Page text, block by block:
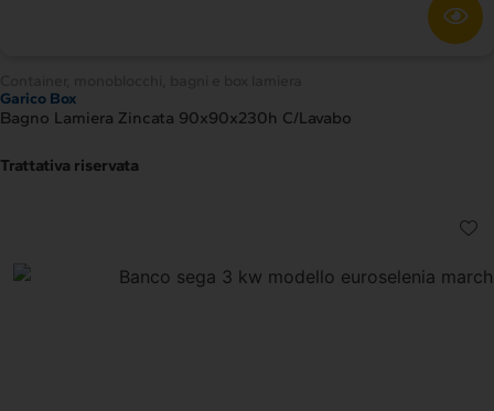
Garico Box
Bagno Lamiera Zincata 90x90x230h C/Lavabo
Trattativa riservata